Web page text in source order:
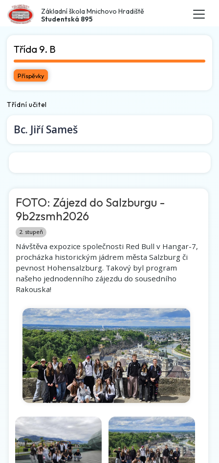
Základní škola Mnichovo Hradiště
Studentská 895
Třída 9. B
Příspěvky
Třídní učitel
Bc. Jiří Sameš
FOTO: Zájezd do Salzburgu -
9b2zsmh2026
2. stupeň
Návštěva expozice společnosti Red Bull v Hangar-7,
procházka historickým jádrem města Salzburg či
pevnost Hohensalzburg. Takový byl program
našeho jednodenního zájezdu do sousedního
Rakouska!